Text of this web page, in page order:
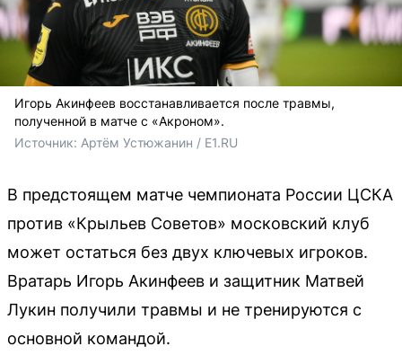
Игорь Акинфеев восстанавливается после травмы,
полученной в матче с «Акроном».
Источник: Артём Устюжанин / E1.RU
В предстоящем матче чемпионата России ЦСКА
против «Крыльев Советов» московский клуб
может остаться без двух ключевых игроков.
Вратарь Игорь Акинфеев и защитник Матвей
Лукин получили травмы и не тренируются с
основной командой.